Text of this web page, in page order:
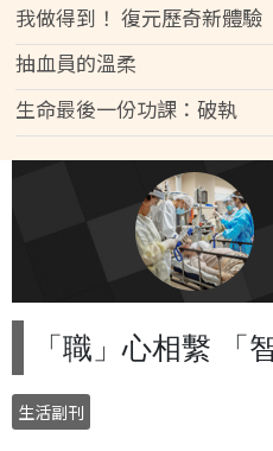
我做得到！ 復元歷奇新體驗
抽血員的溫柔
生命最後一份功課：破執
「職」心相繫 「
生活副刊